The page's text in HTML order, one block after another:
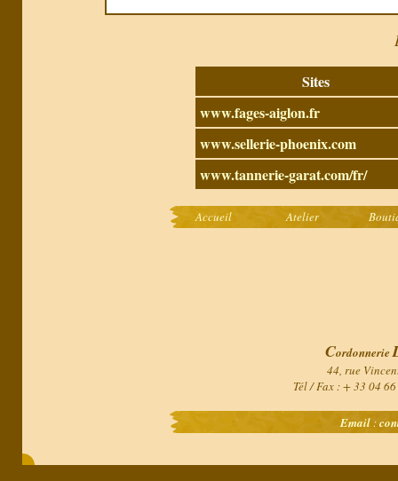
Sites
www.fages-aiglon.fr
www.sellerie-phoenix.com
www.tannerie-garat.com/fr/
Accueil Atelier
Cordonnerie
44, rue
Tél / Fax : + 33 04
Email: